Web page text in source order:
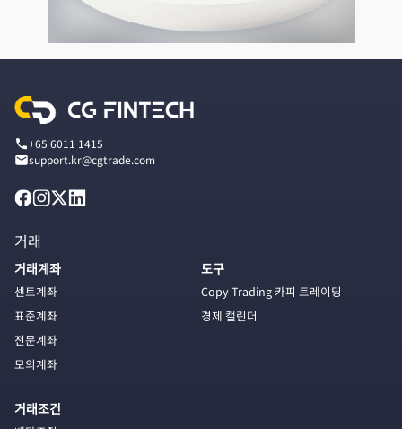
+65 6011 1415
support.kr@cgtrade.com
거래
거래계좌
센트계좌
표준계좌
전문계좌
모의계좌
거래조건
도구
Copy Trading 카피 트레이딩
경제 캘린더